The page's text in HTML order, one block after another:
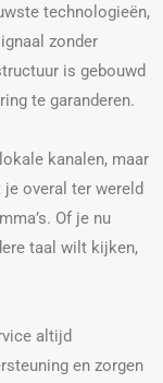
technologieën,
zonder
is gebouwd
te garanderen.
kanalen, maar
overal ter wereld
Of je nu
taal wilt kijken,
altijd
en zorgen